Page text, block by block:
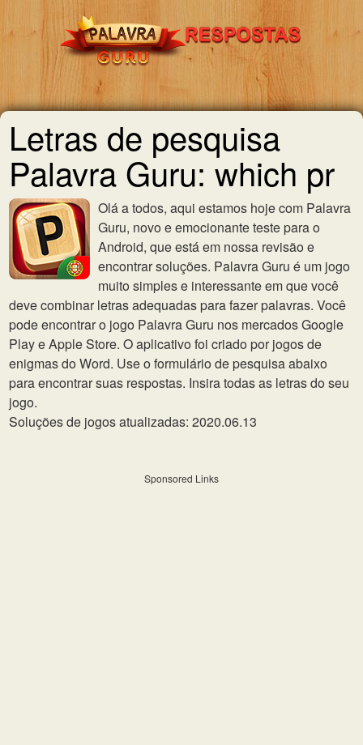
Letras de pesquisa
Palavra Guru: which pr
Olá a todos, aqui estamos hoje com Palavra
Guru, novo e emocionante teste para o
Android, que está em nossa revisão e
encontrar soluções. Palavra Guru é um jogo
muito simples e interessante em que você
deve combinar letras adequadas para fazer palavras. Você
pode encontrar o jogo Palavra Guru nos mercados Google
Play e Apple Store. O aplicativo foi criado por jogos de
enigmas do Word. Use o formulário de pesquisa abaixo
para encontrar suas respostas. Insira todas as letras do seu
jogo.
Soluções de jogos atualizadas: 2020.06.13
Sponsored Links